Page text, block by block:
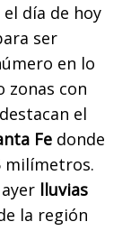
día de hoy
ser
en lo
zonas con
el
Fe donde
milímetros.
lluvias
la región